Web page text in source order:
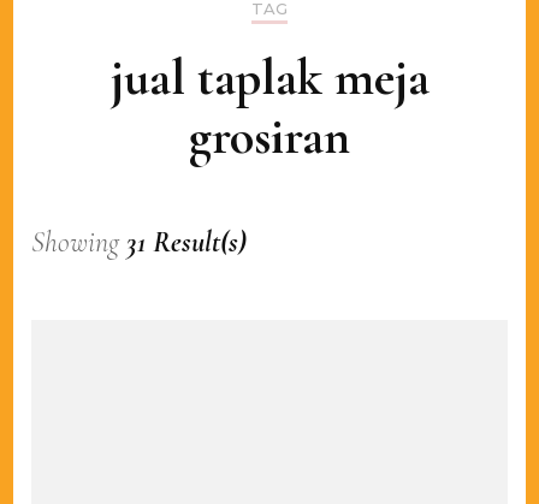
TAG
jual taplak meja
grosiran
Showing 31 Result(s)